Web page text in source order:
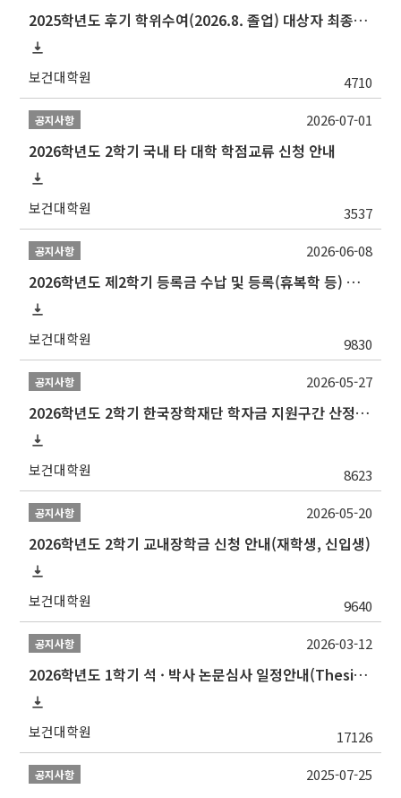
2025학년도 후기 학위수여(2026.8. 졸업) 대상자 최종인준 논문 제출 안내
보건대학원 4710
공지사항
2026학년도 2학기 국내 타 대학 학점교류 신청 안내
보건대학원 3537
2026-07-01
공지사항
2026학년도 제2학기 등록금 수납 및 등록(휴복학 등) 일정 안내
보건대학원 9830
2026-06-08
공지사항
2026학년도 2학기 한국장학재단 학자금 지원구간 산정 신청 안내
보건대학원 8623
2026-05-27
공지사항
2026학년도 2학기 교내장학금 신청 안내(재학생, 신입생)
보건대학원 9640
2026-05-20
공지사항
2026학년도 1학기 석 · 박사 논문심사 일정안내(Thesis Defense Schedules)
보건대학원 17126
2026-03-12
공지사항 2025-07-25